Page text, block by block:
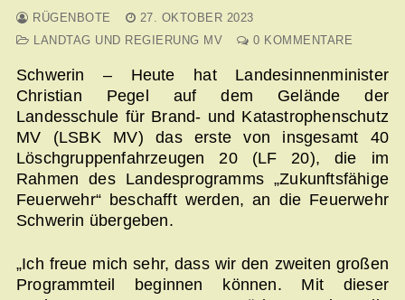
RÜGENBOTE
27. OKTOBER 2023
LANDTAG UND REGIERUNG MV
0 KOMMENTARE
Schwerin – Heute hat Landesinnenminister
Christian Pegel auf dem Gelände der
Landesschule für Brand- und Katastrophenschutz
MV (LSBK MV) das erste von insgesamt 40
Löschgruppenfahrzeugen 20 (LF 20), die im
Rahmen des Landesprogramms „Zukunftsfähige
Feuerwehr“ beschafft werden, an die Feuerwehr
Schwerin übergeben.
„Ich freue mich sehr, dass wir den zweiten großen
Programmteil beginnen können. Mit dieser